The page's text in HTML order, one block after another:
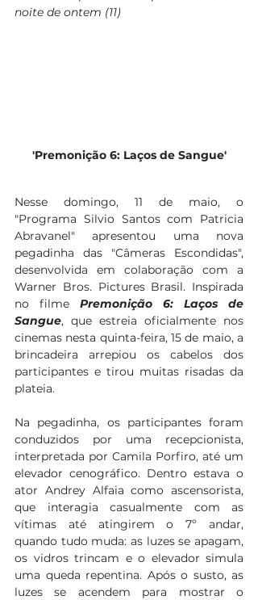
noite de ontem (11)
'Premonição 6: Laços de Sangue'
Nesse domingo, 11 de maio, o
"Programa Silvio Santos com Patricia
Abravanel" apresentou uma nova
pegadinha das "Câmeras Escondidas",
desenvolvida em colaboração com a
Warner Bros. Pictures Brasil. Inspirada
no filme Premonição 6: Laços de
Sangue, que estreia oficialmente nos
cinemas nesta quinta-feira, 15 de maio, a
brincadeira arrepiou os cabelos dos
participantes e tirou muitas risadas da
plateia.
Na pegadinha, os participantes foram
conduzidos por uma recepcionista,
interpretada por Camila Porfiro, até um
elevador cenográfico. Dentro estava o
ator Andrey Alfaia como ascensorista,
que interagia casualmente com as
vítimas até atingirem o 7º andar,
quando tudo muda: as luzes se apagam,
os vidros trincam e o elevador simula
uma queda repentina. Após o susto, as
luzes se acendem para mostrar o